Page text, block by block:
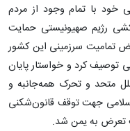
خود با تمام وجود از مردم
رژیم صهیونیستی حمایت
تمامیت سرزمینی این کشور
توصیف کرد و خواستار پایان
متحد و تحرک همه‌جانبه و
جهت توقف قانو‌ن‌شکنی
تعرض به یمن شد.